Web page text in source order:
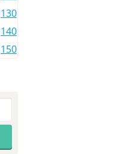
130
140
150